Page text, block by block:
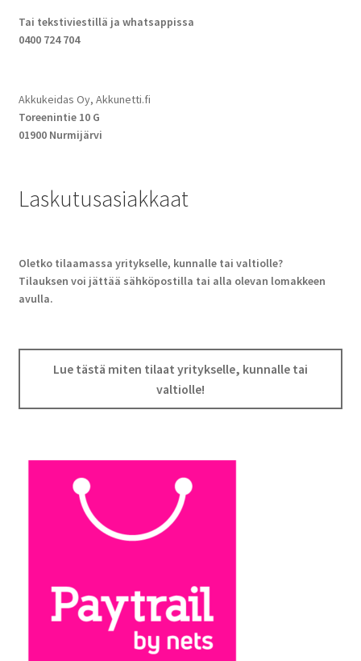
Tai tekstiviestillä ja whatsappissa
0400 724 704
Akkukeidas Oy, Akkunetti.fi
Toreenintie 10 G
01900 Nurmijärvi
Laskutusasiakkaat
Oletko tilaamassa yritykselle, kunnalle tai valtiolle?
Tilauksen voi jättää sähköpostilla tai alla olevan lomakkeen
avulla.
Lue tästä miten tilaat yritykselle, kunnalle tai
valtiolle!